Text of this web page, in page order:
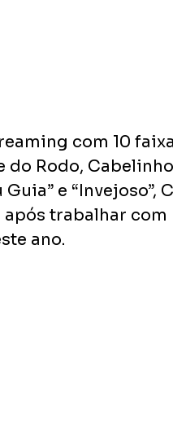
com 10
Rodo,
Guia” e “Invejoso”,
trabalhar com
ano.